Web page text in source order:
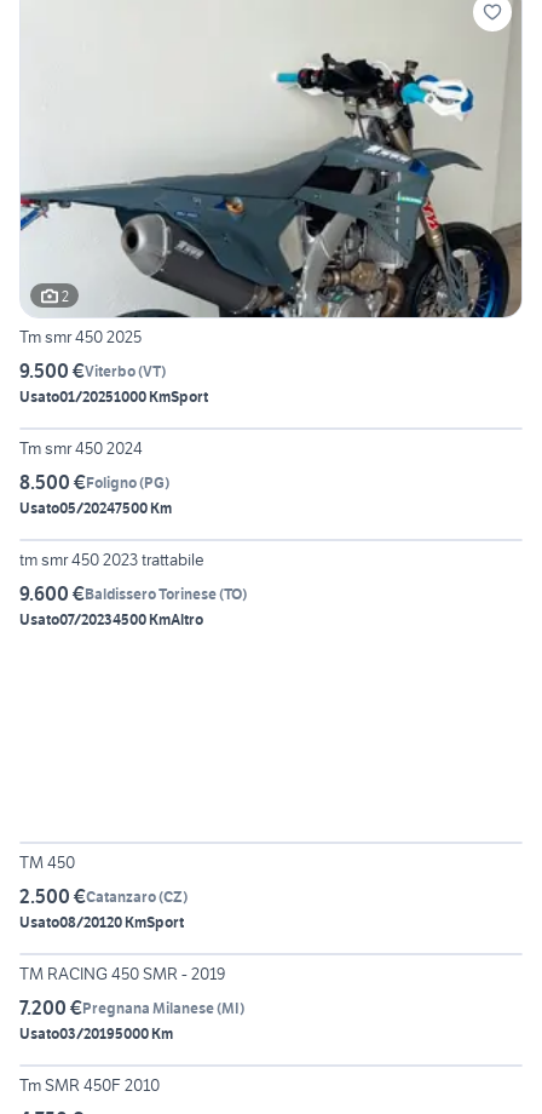
2
Tm smr 450 2025
9.500 €Viterbo(VT)
Usato01/20251000 KmSport
5
Tm smr 450 2024
8.500 €Foligno(PG)
Usato05/20247500 Km
6
tm smr 450 2023 trattabile
9.600 €Baldissero Torinese(TO)
Usato07/20234500 KmAltro
TM 450
2.500 €Catanzaro(CZ)
Usato08/20120 KmSport
5
TM RACING 450 SMR - 2019
7.200 €Pregnana Milanese(MI)
Usato03/20195000 Km
6
Tm SMR 450F 2010